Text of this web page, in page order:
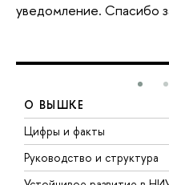
уведомление. Спасибо
О ВЫШКЕ
Цифры и факты
Руководство и структура